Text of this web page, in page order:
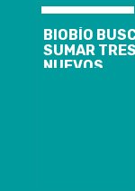
BIOBÍO
SUMAR TRES
NUEVOS